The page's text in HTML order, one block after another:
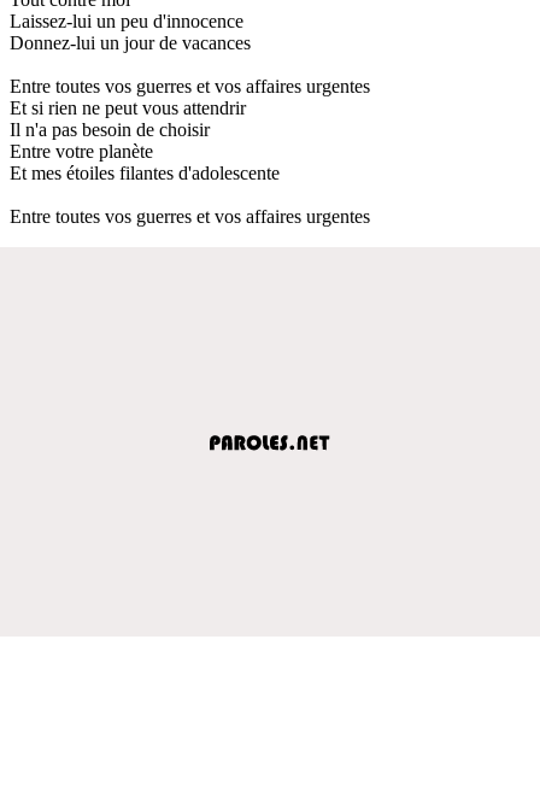
Laissez-lui un peu d'innocence
Donnez-lui un jour de vacances
Entre toutes vos guerres et vos affaires urgentes
Et si rien ne peut vous attendrir
Il n'a pas besoin de choisir
Entre votre planète
Et mes étoiles filantes d'adolescente
Entre toutes vos guerres et vos affaires urgentes